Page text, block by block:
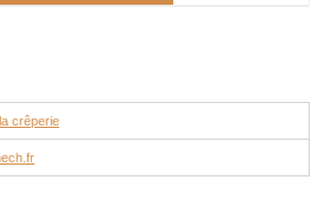
crêperie